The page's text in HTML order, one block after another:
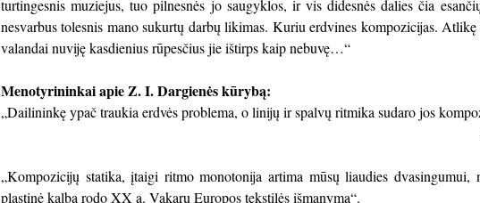
turtingesnis muziejus, tuo pilnesnės jo saugyklos, ir vis didesnės dalies čia
nesvarbus tolesnis mano sukurtų darbų likimas. Kuriu erdvines kompozicijas.
valandai nuviję kasdienius rūpesčius jie ištirps kaip nebuvę…“
Menotyrininkai apie Z. I. Dargienės kūrybą:
„Dailininkę ypač traukia erdvės problema, o linijų ir spalvų ritmika sudaro jos
„Kompozicijų statika, įtaigi ritmo monotonija artima mūsų liaudies
plastinė kalba rodo XX a. Vakarų Europos tekstilės išmanymą“.